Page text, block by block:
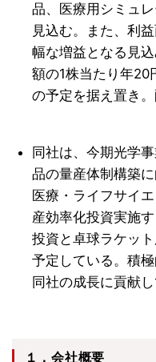
品、医療用シミュ
見込む。また、利
幅な増益となる見
額の1株当たり年20
の予定を据え置き
同社は、今期光学
品の量産体制構築
医療・ライフサイ
産効率化投資実施
投資と卓球ラケッ
予定している。積
同社の成長に貢献
１．会社概要